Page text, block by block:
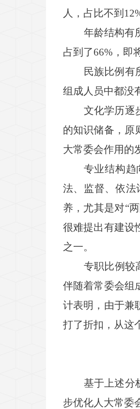
人，占比不到 12
年龄结构有
占到了66% ，即
民族比例有
组成人员中都没
文化学历逐
的知识储备，原
大常委会作用的
专业结构趋
法、监督、依
养，尤其是对“
很难提出有建设
之一。
专职比例较
伴随着常委会组
计表明，由于兼
打了折扣，从这
基于上述分
步优化人大常委